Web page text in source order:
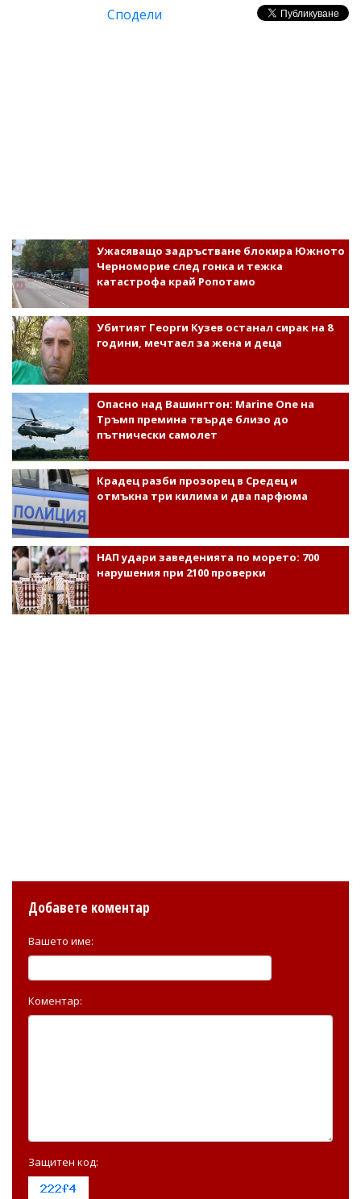
Сподели
Ужасяващо задръстване блокира Южното
Черноморие след гонка и тежка
катастрофа край Ропотамо
Убитият Георги Кузев останал сирак на 8
години, мечтаел за жена и деца
Опасно над Вашингтон: Marine One на
Тръмп премина твърде близо до
пътнически самолет
Крадец разби прозорец в Средец и
отмъкна три килима и два парфюма
НАП удари заведенията по морето: 700
нарушения при 2100 проверки
Добавете коментар
Вашето име:
Коментар:
Защитен код: